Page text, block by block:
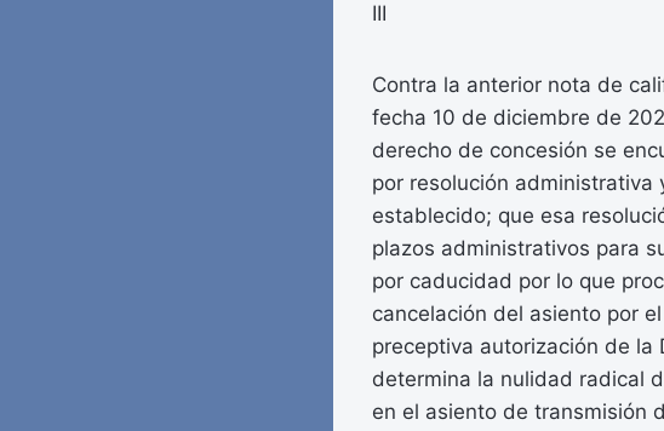
III
Contra la anterior nota de
fecha 10 de diciembre de
derecho de concesión se
por resolución administrativa
establecido; que esa
plazos administrativos para
por caducidad por lo que
cancelación del asiento por
preceptiva autorización de la
determina la nulidad radical
en el asiento de transmisión